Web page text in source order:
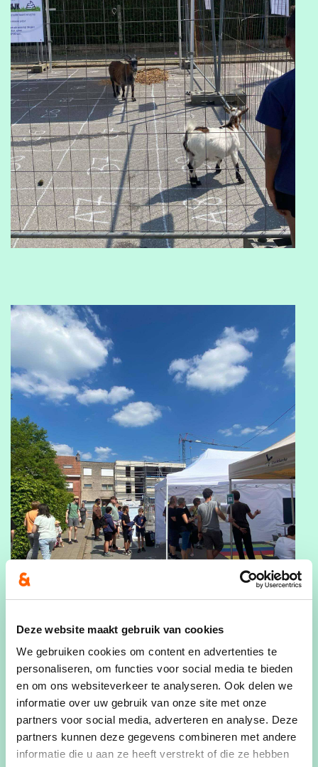
Deze website maakt gebruik van cookies
We gebruiken cookies om content en advertenties te
personaliseren, om functies voor social media te bieden
en om ons websiteverkeer te analyseren. Ook delen we
informatie over uw gebruik van onze site met onze
partners voor social media, adverteren en analyse. Deze
partners kunnen deze gegevens combineren met andere
informatie die u aan ze heeft verstrekt of die ze hebben